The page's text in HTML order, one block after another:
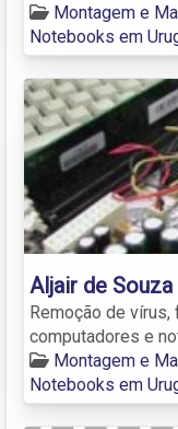
Montagem e
Notebooks em
Aljair de
Remoção de
computadores e
Montagem e
Notebooks em